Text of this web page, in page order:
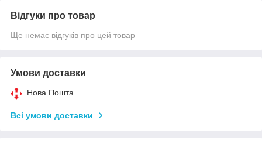
Відгуки про товар
Ще немає відгуків про цей товар
Умови доставки
Нова Пошта
Всі умови доставки